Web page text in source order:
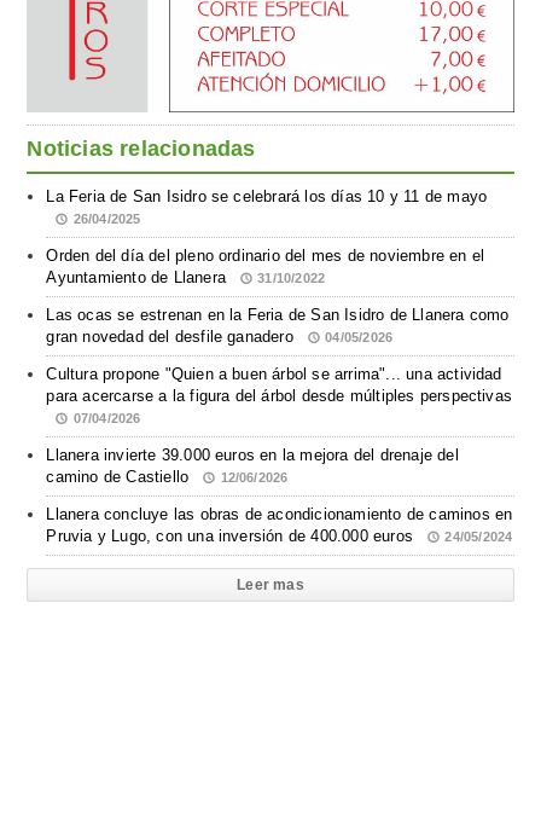
Noticias relacionadas
La Feria de San Isidro se celebrará los días 10 y 11 de mayo
26/04/2025
Orden del día del pleno ordinario del mes de noviembre en el
Ayuntamiento de Llanera
31/10/2022
Las ocas se estrenan en la Feria de San Isidro de Llanera como
gran novedad del desfile ganadero
04/05/2026
Cultura propone "Quien a buen árbol se arrima"... una actividad
para acercarse a la figura del árbol desde múltiples perspectivas
07/04/2026
Llanera invierte 39.000 euros en la mejora del drenaje del
camino de Castiello
12/06/2026
Llanera concluye las obras de acondicionamiento de caminos en
Pruvia y Lugo, con una inversión de 400.000 euros
24/05/2024
Leer mas